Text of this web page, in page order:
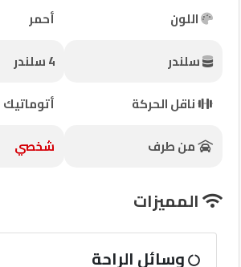
بنا
المنتدى
كيو
نمبر
كيو
كارز
اللون
أحمر
سلندر
4 سلندر
ناقل الحركة
أتوماتيك
من طرف
شخصي
المميزات
وسائل الراحة